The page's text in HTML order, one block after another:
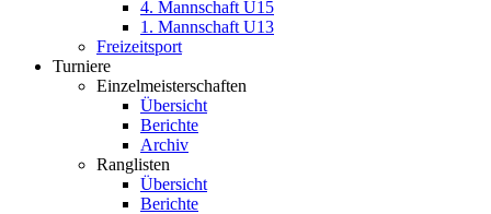
4. Mannschaft U15
1. Mannschaft U13
Freizeitsport
Turniere
Einzelmeisterschaften
Übersicht
Berichte
Archiv
Ranglisten
Übersicht
Berichte